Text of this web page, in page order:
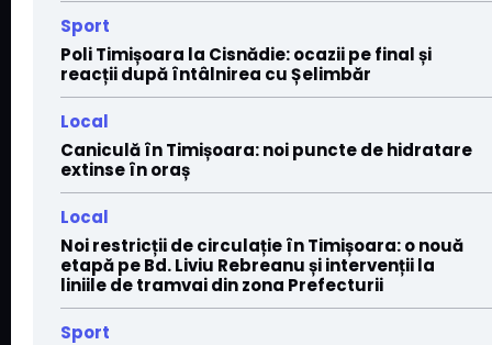
Sport
Poli Timișoara la Cisnădie: ocazii pe final și
reacții după întâlnirea cu Șelimbăr
Local
Caniculă în Timișoara: noi puncte de hidratare
extinse în oraș
Local
Noi restricții de circulație în Timișoara: o nouă
etapă pe Bd. Liviu Rebreanu și intervenții la
liniile de tramvai din zona Prefecturii
Sport